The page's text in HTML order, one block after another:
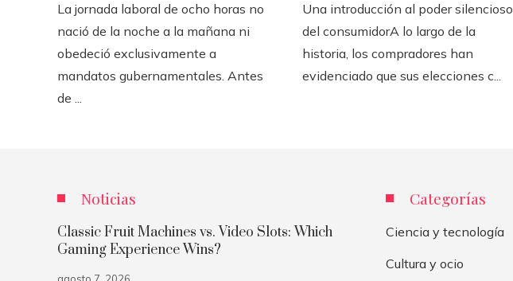
La jornada laboral de ocho horas no
nació de la noche a la mañana ni
obedeció exclusivamente a
mandatos gubernamentales. Antes
de ...
Una introducción al poder silencioso
del consumidorA lo largo de la
historia, los compradores han
evidenciado que sus elecciones c...
Noticias
Classic Fruit Machines vs. Video Slots: Which
Gaming Experience Wins?
Categorías
Ciencia y tecnología
Cultura y ocio